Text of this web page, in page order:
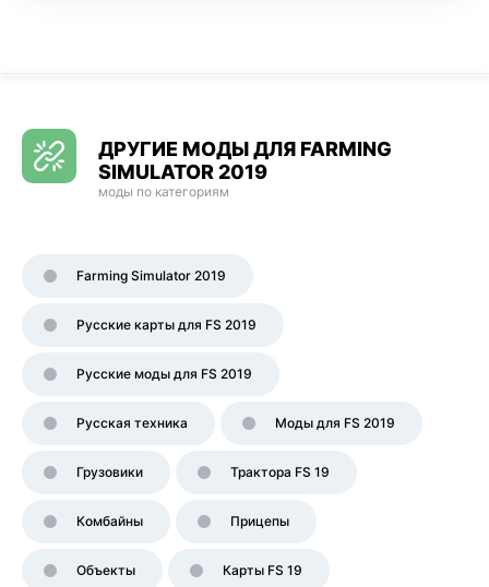
ДРУГИЕ МОДЫ ДЛЯ FARMING
SIMULATOR 2019
моды по категориям
Farming Simulator 2019
Русские карты для FS 2019
Русские моды для FS 2019
Русская техника Моды для FS 2019
Грузовики Трактора FS 19
Комбайны Прицепы
Объекты Карты FS 19